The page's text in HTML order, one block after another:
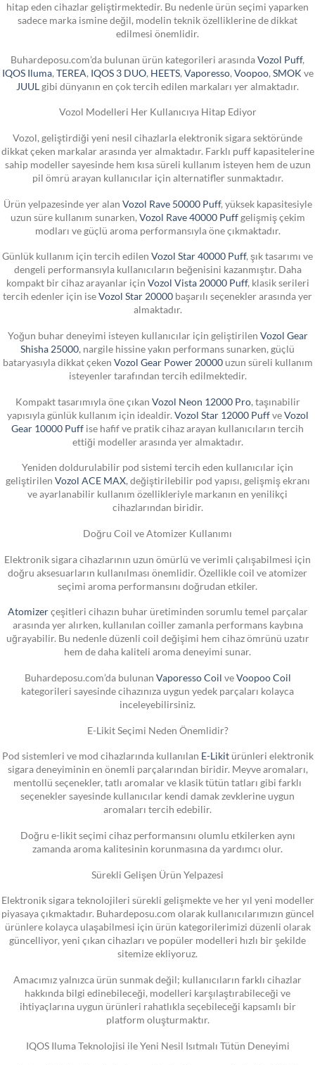
hitap eden cihazlar geliştirmektedir. Bu nedenle ürün seçimi yaparken
sadece marka ismine değil, modelin teknik özelliklerine de dikkat
edilmesi önemlidir.
Buhardeposu.com’da bulunan ürün kategorileri arasındaVozol Puff,
IQOS Iluma, TEREA IQOS 3 DUO, HEETS, Vaporesso, Voopoo, SMOK ve
JUUL gibi dünyanın en çok tercih edilen markaları yer almaktadır.
Vozol Modelleri Her Kullanıcıya Hitap Ediyor
Vozol, geliştirdiği yeni nesil cihazlarla elektronik sigara sektöründe
dikkat çeken markalar arasında yer almaktadır. Farklı puff kapasitelerine
sahip modeller sayesinde hem kısa süreli kullanım isteyen hem de uzun
pil ömrü arayan kullanıcılar için alternatifler sunmaktadır.
Ürün yelpazesinde yer alan Vozol Rave 50000 Puff, yüksek kapasitesiyle
uzun süre kullanım sunarken, Vozol Rave 40000 Puffgelişmiş çekim
modları ve güçlü aroma performansıyla öne çıkmaktadır.
Günlük kullanım için tercih edilen Vozol Star 40000 Puff, şık tasarımı ve
dengeli performansıyla kullanıcıların beğenisini kazanmıştır. Daha
kompakt bir cihaz arayanlar için Vozol Vista 20000 Puff, klasik serileri
tercih edenler için iseVozol Star 20000 başarılı seçenekler arasında yer
almaktadır.
Yoğun buhar deneyimi isteyen kullanıcılar için geliştirilen Vozol Gear
Shisha 25000 , nargile hissine yakın performans sunarken, güçlü
bataryasıyla dikkat çeken Vozol Gear Power 20000uzun süreli kullanım
isteyenler tarafından tercih edilmektedir.
Kompakt tasarımıyla öne çıkan Vozol Neon 12000 Pro, taşınabilir
yapısıyla günlük kullanım için idealdir. Vozol Star 12000 PuffveVozol
Gear 10000 Puff ise hafif ve pratik cihaz arayan kullanıcıların tercih
ettiği modeller arasında yer almaktadır.
Yeniden doldurulabilir pod sistemi tercih eden kullanıcılar için
geliştirilen Vozol ACE MAX, değiştirilebilir pod yapısı, gelişmiş ekranı
ve ayarlanabilir kullanım özellikleriyle markanın en yenilikçi
cihazlarından biridir.
Doğru Coil ve Atomizer Kullanımı
Elektronik sigara cihazlarının uzun ömürlü ve verimli çalışabilmesi için
doğru aksesuarların kullanılması önemlidir. Özellikle coil ve atomizer
seçimi aroma performansını doğrudan etkiler.
Atomizerçeşitleri cihazın buhar üretiminden sorumlu temel parçalar
arasında yer alırken, kullanılan coiller zamanla performans kaybına
uğrayabilir. Bu nedenle düzenli coil değişimi hem cihaz ömrünü uzatır
hem de daha kaliteli aroma deneyimi sunar.
Buhardeposu.com’da bulunan Vaporesso Coil veVoopoo Coil
kategorileri sayesinde cihazınıza uygun yedek parçaları kolayca
inceleyebilirsiniz.
E-Likit Seçimi Neden Önemlidir?
Pod sistemleri ve mod cihazlarında kullanılan E-Likitürünleri elektronik
sigara deneyiminin en önemli parçalarından biridir. Meyve aromaları,
mentollü seçenekler, tatlı aromalar ve klasik tütün tatları gibi farklı
seçenekler sayesinde kullanıcılar kendi damak zevklerine uygun
aromaları tercih edebilir.
Doğru e-likit seçimi cihaz performansını olumlu etkilerken aynı
zamanda aroma kalitesinin korunmasına da yardımcı olur.
Sürekli Gelişen Ürün Yelpazesi
Elektronik sigara teknolojileri sürekli gelişmekte ve her yıl yeni modeller
piyasaya çıkmaktadır. Buhardeposu.com olarak kullanıcılarımızın güncel
ürünlere kolayca ulaşabilmesi için ürün kategorilerimizi düzenli olarak
güncelliyor, yeni çıkan cihazları ve popüler modelleri hızlı bir şekilde
sitemize ekliyoruz.
Amacımız yalnızca ürün sunmak değil; kullanıcıların farklı cihazlar
hakkında bilgi edinebileceği, modelleri karşılaştırabileceği ve
ihtiyaçlarına uygun ürünleri rahatlıkla seçebileceği kapsamlı bir
platform oluşturmaktır.
IQOS Iluma Teknolojisi ile Yeni Nesil Isıtmalı Tütün Deneyimi